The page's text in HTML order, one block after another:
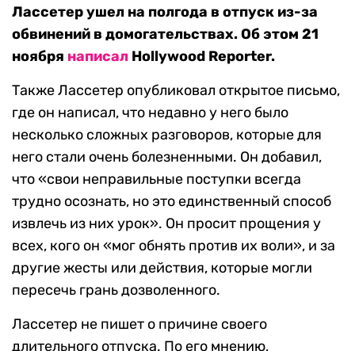
Лассетер ушел на полгода в отпуск из-за
обвинений в домогательствах. Об этом 21
ноября написал Hollywood Reporter.
Также Лассетер опубликовал открытое письмо,
где он написал, что недавно у него было
несколько сложных разговоров, которые для
него стали очень болезненными. Он добавил,
что «свои неправильные поступки всегда
трудно осознать, но это единственный способ
извлечь из них урок». Он просит прощения у
всех, кого он «мог обнять против их воли», и за
другие жесты или действия, которые могли
пересечь грань дозволенного.
Лассетер не пишет о причине своего
длительного отпуска. По его мнению,